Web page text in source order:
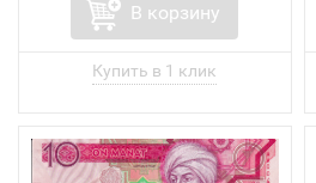
В корзину